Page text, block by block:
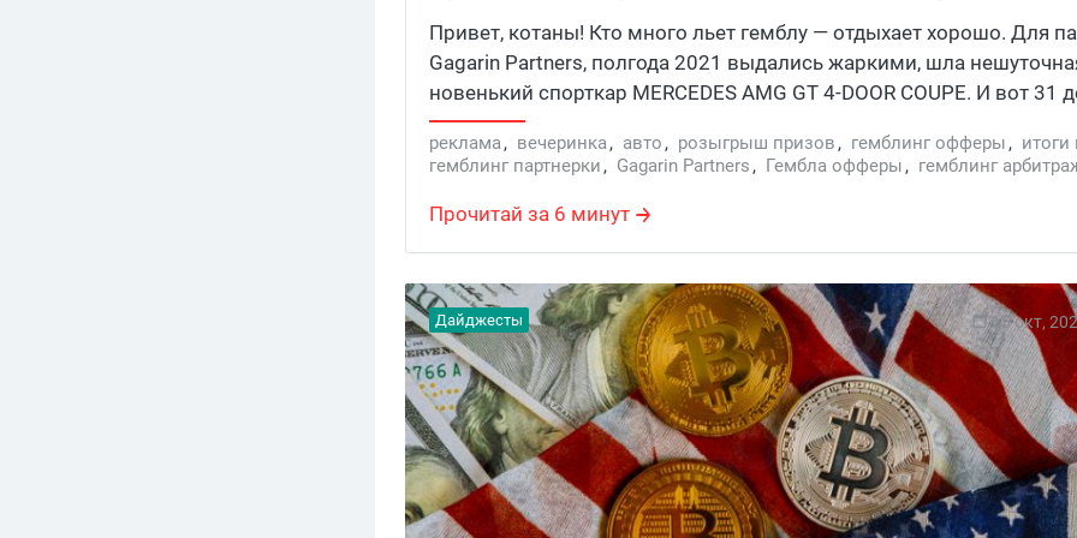
Будет громко
Привет, котаны! Кто много льет гемблу — отдыхает хорошо. Для
Gagarin Partners, полгода 2021 выдались жаркими, шла
новенький спорткар MERCEDES AMG GT 4-DOOR COUPE. И вот 31
турнирная таблица захлопнулась, 30 топов определились, можно
потусить на приватной вечеринке в честь Gagarin Grand Prix Final!
нужно налить на гемблу, чтобы получить новую тачку и как попасть
вечеринку, знает Где Трафик, заходи почитать.
реклама, вечеринка, авто, розыгрыш призов, гемблинг офферы, итоги
гемблинг партнерки, Gagarin Partners, Гембла офферы, гемблинг
Прочитай за 6 минут
Дайджесты 15 окт,